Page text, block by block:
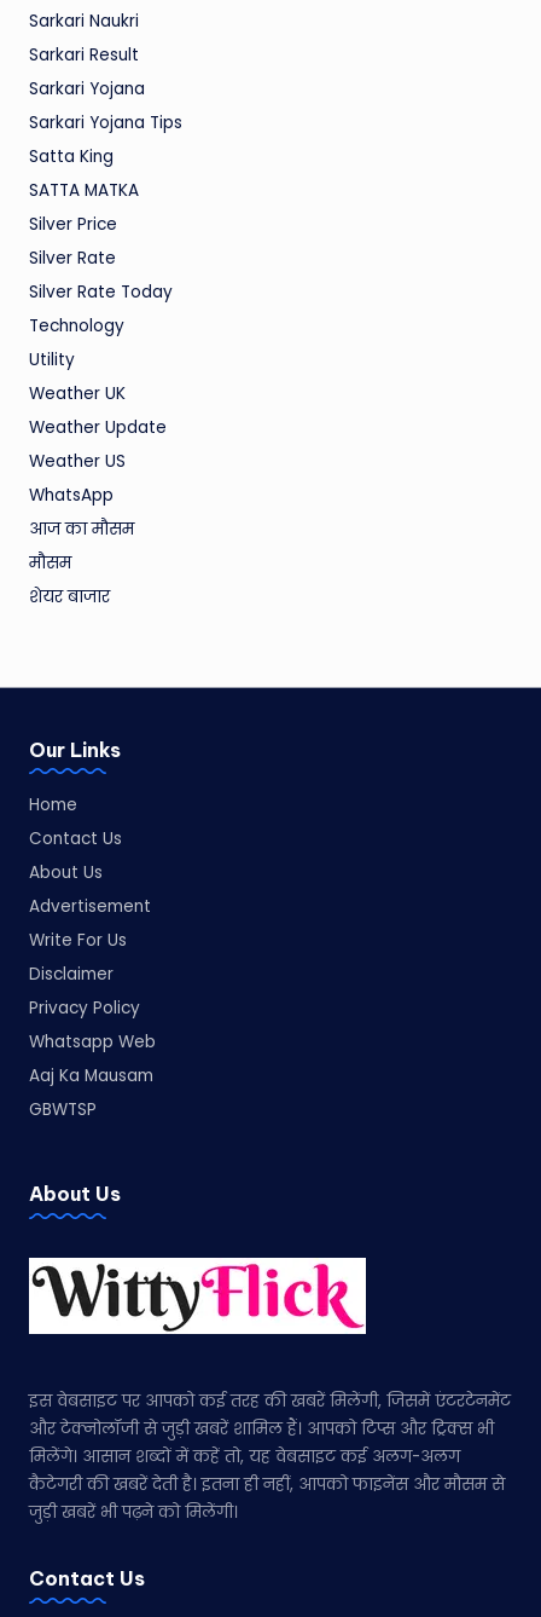
Sarkari Naukri
Sarkari Result
Sarkari Yojana
Sarkari Yojana Tips
Satta King
SATTA MATKA
Silver Price
Silver Rate
Silver Rate Today
Technology
Utility
Weather UK
Weather Update
Weather US
WhatsApp
आज का मौसम
मौसम
शेयर बाजार
Our Links
Home
Contact Us
About Us
Advertisement
Write For Us
Disclaimer
Privacy Policy
Whatsapp Web
Aaj Ka Mausam
GBWTSP
About Us
इस वेबसाइट पर आपको कई तरह की खबरें मिलेंगी, जिसमें एंटरटेनमेंट
और टेक्नोलॉजी से जुड़ी खबरें शामिल हैं। आपको टिप्स और ट्रिक्स भी
मिलेंगे। आसान शब्दों में कहें तो, यह वेबसाइट कई अलग-अलग
कैटेगरी की खबरें देती है। इतना ही नहीं, आपको फाइनेंस और मौसम से
जुड़ी खबरें भी पढ़ने को मिलेंगी।
Contact Us